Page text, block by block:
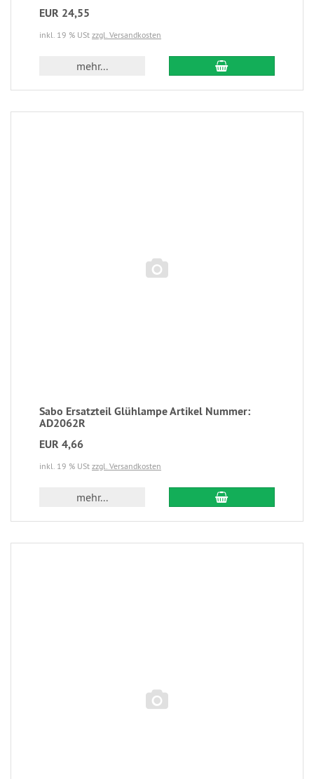
EUR 24,55
inkl. 19 % USt zzgl. Versandkosten
mehr...
Sabo Ersatzteil Glühlampe Artikel Nummer:
AD2062R
EUR 4,66
inkl. 19 % USt zzgl. Versandkosten
mehr...